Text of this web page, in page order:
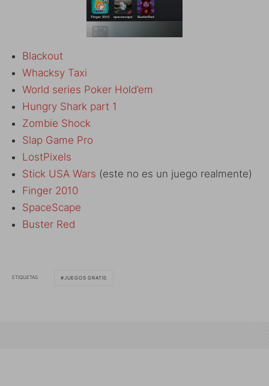
Blackout
Whacksy Taxi
World series Poker Hold’em
Hungry Shark part 1
Zombie Shock
Slap Game Pro
LostPixels
Stick USA Wars (este no es un juego realmente)
Finger 2010
SpaceScape
Buster Red
ETIQUETAS JUEGOS GRATIS